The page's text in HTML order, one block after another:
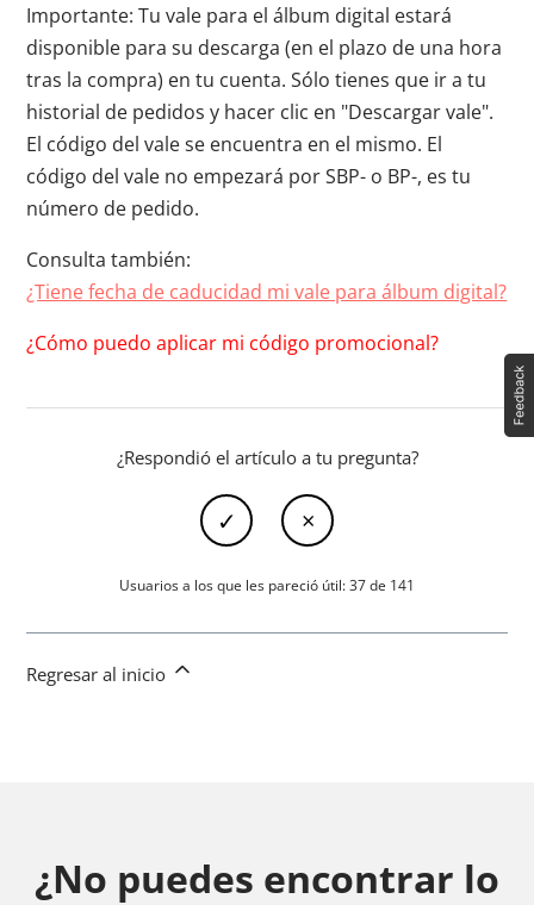
Importante: Tu vale para el álbum digital estará
disponible para su descarga (en el plazo de una hora
tras la compra) en tu cuenta. Sólo tienes que ir a tu
historial de pedidos y hacer clic en "Descargar vale".
El código del vale se encuentra en el mismo. El
código del vale no empezará por SBP- o BP-, es tu
número de pedido.
Consulta también:
¿Tiene fecha de caducidad mi vale para álbum digital?
¿Cómo puedo aplicar mi código promocional?
¿Respondió el artículo a tu pregunta?
Usuarios a los que les pareció útil: 37 de 141
Regresar al inicio
¿No puedes encontrar lo